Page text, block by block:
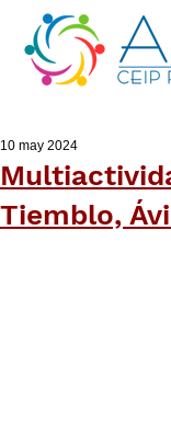
Tiemblo,
10 may 2024